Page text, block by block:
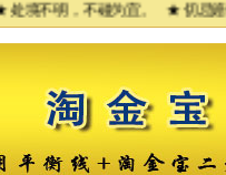
为宜。 ★ 切忌赔钱